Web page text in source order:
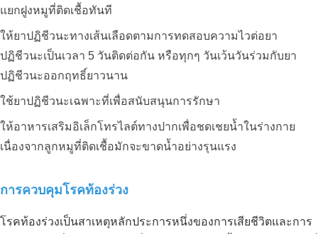
แยกฝูงหมูที่ติดเชื้อทันที
ให้ยาปฏิชีวนะทางเส้นเลือดตามการทดสอบความไวต่อยา
ปฏิชีวนะเป็นเวลา 5 วันติดต่อกัน หรือทุกๆ วันเว้นวันร่วมกับยา
ปฏิชีวนะออกฤทธิ์ยาวนาน
ใช้ยาปฏิชีวนะเฉพาะที่เพื่อสนับสนุนการรักษา
ให้อาหารเสริมอิเล็กโทรไลต์ทางปากเพื่อชดเชยน้ำในร่างกาย
เนื่องจากลูกหมูที่ติดเชื้อมักจะขาดน้ำอย่างรุนแรง
การควบคุมโรคท้องร่วง
โรคท้องร่วงเป็นสาเหตุหลักประการหนึ่งของการเสียชีวิตและการ
โรงงานแปรรูปอาหาร เบ็นลุค – ลองอัน
กระบวนการปรับปรุงและรักษาค่า pH
ให้คงที่สำหรับดินปลูกทุเรียน